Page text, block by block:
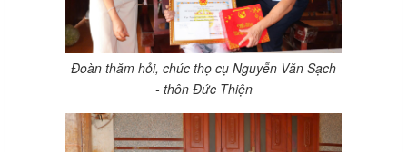
Đoàn thăm hỏi, chúc thọ cụ Nguyễn Văn Sạch
- thôn Đức Thiện